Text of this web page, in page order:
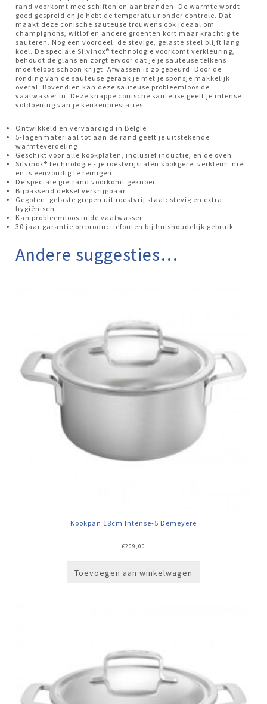
rand voorkomt mee schiften en aanbranden. De warmte wordt
goed gespreid en je hebt de temperatuur onder controle. Dat
maakt deze conische sauteuse trouwens ook ideaal om
champignons, witlof en andere groenten kort maar krachtig te
sauteren. Nog een voordeel: de stevige, gelaste steel blijft lang
koel. De speciale Silvinox® technologie voorkomt verkleuring,
behoudt de glans en zorgt ervoor dat je je sauteuse telkens
moeiteloos schoon krijgt. Afwassen is zo gebeurd. Door de
ronding van de sauteuse geraak je met je sponsje makkelijk
overal. Bovendien kan deze sauteuse probleemloos de
vaatwasser in. Deze knappe conische sauteuse geeft je intense
voldoening van je keukenprestaties.
Ontwikkeld en vervaardigd in België
5-lagenmateriaal tot aan de rand geeft je uitstekende
warmteverdeling
Geschikt voor alle kookplaten, inclusief inductie, en de oven
Silvinox® technologie - je roestvrijstalen kookgerei verkleurt niet
en is eenvoudig te reinigen
De speciale gietrand voorkomt geknoei
Bijpassend deksel verkrijgbaar
Gegoten, gelaste grepen uit roestvrij staal: stevig en extra
hygiënisch
Kan probleemloos in de vaatwasser
30 jaar garantie op productiefouten bij huishoudelijk gebruik
Andere suggesties…
Kookpan 18cm Intense-5 Demeyere
€209,00
Toevoegen aan winkelwagen